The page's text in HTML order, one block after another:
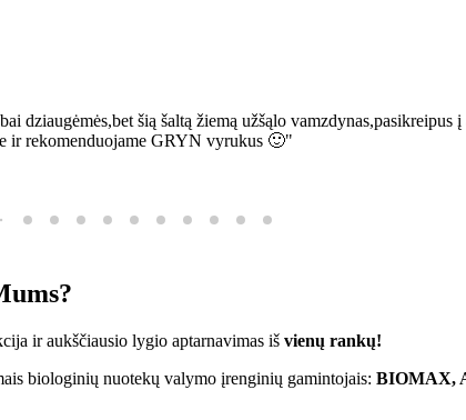
dziaugėmės,bet šią šaltą žiemą užšąlo
ir rekomenduojame GRYN vyrukus 🙂"
ir aukščiausio lygio aptarnavimas iš vienų rankų!
biologinių nuotekų valymo įrenginių gamintojais: BIOMAX,